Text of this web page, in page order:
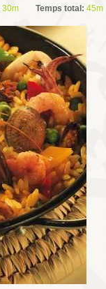
30m Temps total: 45m